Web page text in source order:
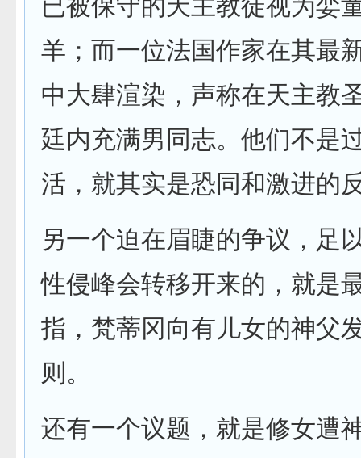
已被保守的天主教徒视为娈
羊；而一位法国作家在其最
中大肆渲染，声称在天主教
廷内充满男同志。他们不是
活，就其实是恐同和激进的
另一个迫在眉睫的争议，足
性侵峰会转移开来的，就是
指，梵蒂冈向有儿女的神父
则。
还有一个议题，就是修女遭